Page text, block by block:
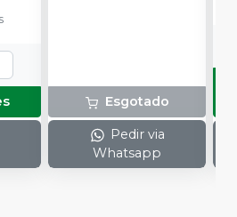
Esgotado
Pedir via
Whatsapp